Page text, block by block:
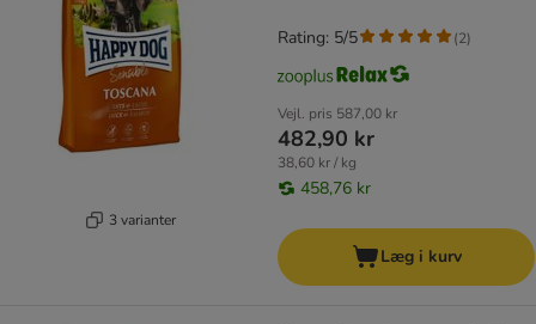
3 varianter
Vejl. pris 587,00 kr
482,90 kr
38,60 kr / kg
458,76 kr
Rating: 5/5 (2)
Læg i kurv